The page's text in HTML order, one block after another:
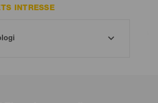
INTRESSE